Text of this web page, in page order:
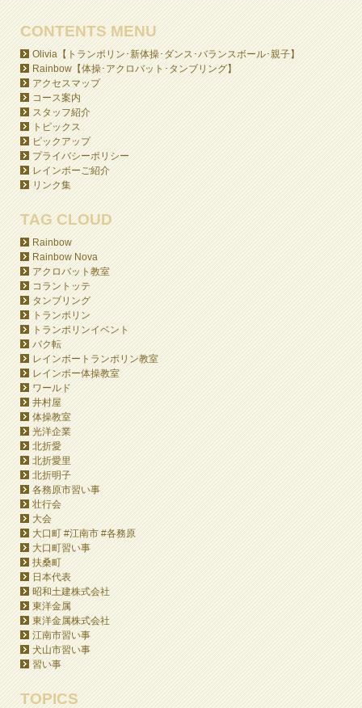
CONTENTS MENU
Olivia【トランポリン･新体操･ダンス･バランスボール･親子】
Rainbow【体操･アクロバット･タンブリング】
アクセスマップ
コース案内
スタッフ紹介
トピックス
ピックアップ
プライバシーポリシー
レインボーご紹介
リンク集
TAG CLOUD
Rainbow
Rainbow Nova
アクロバット教室
コラントッテ
タンブリング
トランポリン
トランポリンイベント
バク転
レインボートランポリン教室
レインボー体操教室
ワールド
井村屋
体操教室
光洋企業
北折愛
北折愛里
北折明子
各務原市習い事
壮行会
大会
大口町 #江南市 #各務原
大口町習い事
扶桑町
日本代表
昭和土建株式会社
東洋金属
東洋金属株式会社
江南市習い事
犬山市習い事
習い事
TOPICS